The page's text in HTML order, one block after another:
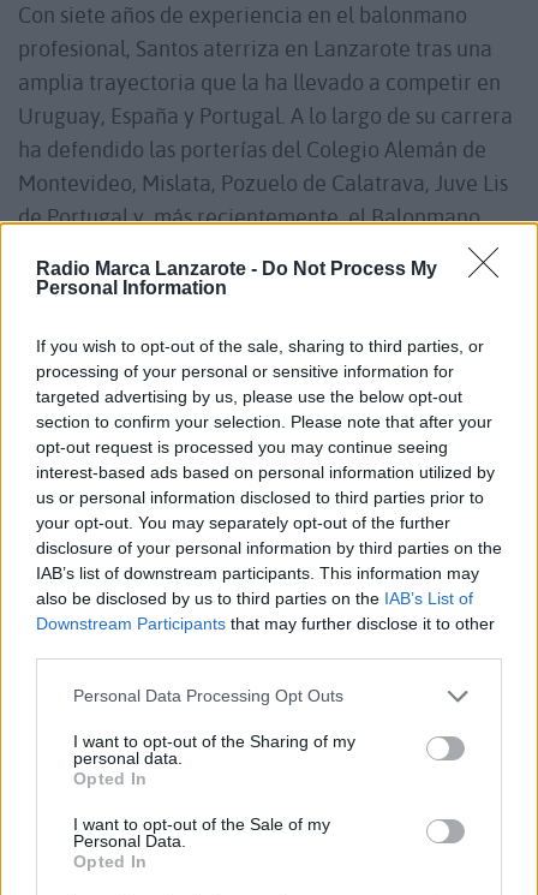
Radio Marca Lanzarote - Do Not Process My
Personal Information
If you wish to opt-out of the sale, sharing to third parties, or
processing of your personal or sensitive information for
targeted advertising by us, please use the below opt-out
section to confirm your selection. Please note that after your
opt-out request is processed you may continue seeing
interest-based ads based on personal information utilized by
us or personal information disclosed to third parties prior to
your opt-out. You may separately opt-out of the further
disclosure of your personal information by third parties on the
IAB’s list of downstream participants. This information may
also be disclosed by us to third parties on the IAB’s List of
Downstream Participants that may further disclose it to other
Personal Data Processing Opt Outs
I want to opt-out of the Sharing of my
personal data.
Opted In
I want to opt-out of the Sale of my
Personal Data.
Opted In
Con siete años de experiencia en el balonmano
profesional, Santos aterriza en Lanzarote tras una
amplia trayectoria que la ha llevado a competir en
Uruguay, España y Portugal. A lo largo de su carrera
ha defendido las porterías del Colegio Alemán de
Montevideo, Mislata, Pozuelo de Calatrava, Juve Lis
de Portugal y, más recientemente, el Balonmano
cadetes y habitual en las convocatorias absolutas
desde los 17 años, la guardameta cuenta con una
destacada experiencia internacional. En su
palmarés figuran varias medallas panamericanas
con la selección uruguaya y participaciones en
campeonatos del mundo juveniles y júnior, además
de formar parte del ciclo preolímpico de la
selección absoluta.
disciplina y su capacidad para liderar desde la
portería. Se trata de una jugadora con tablas,
acostumbrada a asumir responsabilidades y a
máxima exigencia.